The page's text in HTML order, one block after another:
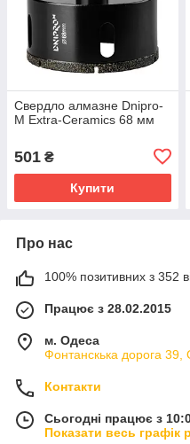
Свердло алмазне Dnipro-
M Extra-Ceramics 68 мм
501 ₴
Купити
Про нас
100% позитивних з 352
Працює з 28.02.2015
м. Одеса
Фонтанскька дорога 39,
Контакти
Сьогодні працює з
Показати весь графік